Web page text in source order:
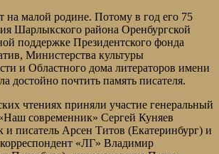
на малой родине. Потому в год его 75
Шарлыкского района Оренбургской
поддержке Президентского фонда
Министерства культуры
и Областного дома литераторов имени
достойно почтить память писателя.
чтениях приняли участие генеральный
современник» Сергей Куняев
писатель Арсен Титов (Екатеринбург) и
«ЛГ» Владимир